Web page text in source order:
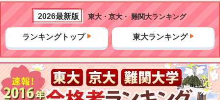
ト
2026最新版 東大・京大・ 難関大ランキング
ランキングトップ 東大ランキング